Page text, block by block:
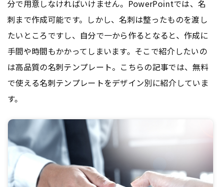
分で用意しなければいけません。PowerPointでは、名
刺まで作成可能です。しかし、名刺は整ったものを渡し
たいところですし、自分で一から作るとなると、作成に
手間や時間もかかってしまいます。そこで紹介したいの
は高品質の名刺テンプレート。こちらの記事では、無料
で使える名刺テンプレートをデザイン別に紹介していま
す。